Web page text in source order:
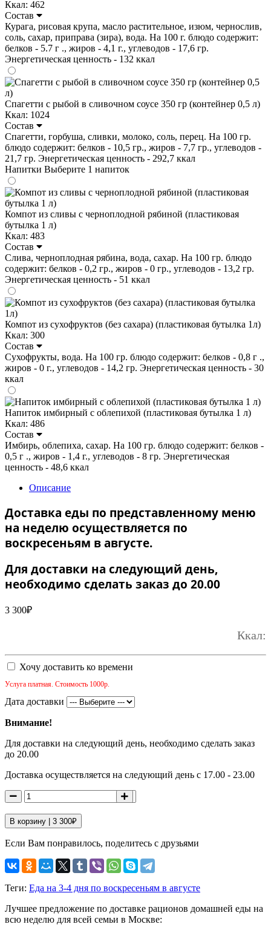
Ккал: 462
Состав
Курага, рисовая крупа, масло растительное, изюм, чернослив,
соль, сахар, приправа (зира), вода. На 100 г. блюдо содержит:
белков - 5.7 г ., жиров - 4,1 г., углеводов - 17,6 гр.
Энергетическая ценность - 132 ккал
Спагетти с рыбой в сливочном соусе 350 гр (контейнер 0,5 л)
Ккал: 1024
Состав
Спагетти, горбуша, сливки, молоко, соль, перец. На 100 гр.
блюдо содержит: белков - 10,5 гр., жиров - 7,7 гр., углеводов -
21,7 гр. Энергетическая ценность - 292,7 ккал
Напитки Выберите 1 напиток
Компот из сливы с черноплодной рябиной (пластиковая
бутылка 1 л)
Ккал: 483
Состав
Слива, черноплодная рябина, вода, сахар. На 100 гр. блюдо
содержит: белков - 0,2 гр., жиров - 0 гр., углеводов - 13,2 гр.
Энергетическая ценность - 51 ккал
Компот из сухофруктов (без сахара) (пластиковая бутылка 1л)
Ккал: 300
Состав
Сухофрукты, вода. На 100 гр. блюдо содержит: белков - 0,8 г .,
жиров - 0 г., углеводов - 14,2 гр. Энергетическая ценность - 30
ккал
Напиток имбирный с облепихой (пластиковая бутылка 1 л)
Ккал: 486
Состав
Имбирь, облепиха, сахар. На 100 гр. блюдо содержит: белков -
0,5 г ., жиров - 1,4 г., углеводов - 8 гр. Энергетическая
ценность - 48,6 ккал
Описание
Доставка еды по представленному меню
на неделю осуществляется по
воскресеньям в августе.
Для доставки на следующий день,
необходимо сделать заказ до 20.00
3 300₽
Ккал:
Хочу доставить ко времени
Услуга платная. Стоимость 1000р.
Дата доставки
Внимание!
Для доставки на следующий день, необходимо сделать заказ
до 20.00
Доставка осуществляется на следующий день с 17.00 - 23.00
В корзину | 3 300₽
Если Вам понравилось, поделитесь с друзьями
Теги: Еда на 3-4 дня по воскресеньям в августе
Лучшее предложение по доставке рационов домашней еды на
всю неделю для всей семьи в Москве: